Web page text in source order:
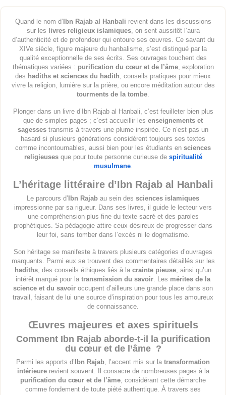
Quand le nom d’ Ibn Rajab al Hanbali revient dans les discussions
sur les
livres religieux islamiques, on sent aussitôt l’aura
d’authenticité et de profondeur qui entoure ses œuvres. Ce savant du
XIVe siècle, figure majeure du hanbalisme, s’est distingué par la
qualité exceptionnelle de ses écrits. Ses ouvrages touchent des
thématiques variées : purification du cœur et de l’âme, exploration
des hadiths et sciences du hadith, conseils pratiques pour mieux
vivre la religion, lumière sur la prière, ou encore méditation autour des
tourments de la tombe.
Plonger dans un livre d’Ibn Rajab al Hanbali, c’est feuilleter bien plus
que de simples pages ; c’est accueillir les enseignements et
sagesses transmis à travers une plume inspirée. Ce n’est pas un
hasard si plusieurs générations considèrent toujours ses textes
comme incontournables, aussi bien pour les étudiants en sciences
religieusesque pour toute personne curieuse de spiritualité
musulmane.
L’héritage littéraire d’Ibn Rajab al Hanbali
Le parcours d’ Ibn Rajab au sein des sciences islamiques
impressionne par sa rigueur. Dans ses livres, il guide le lecteur vers
une compréhension plus fine du texte sacré et des paroles
prophétiques. Sa pédagogie attire ceux désireux de progresser dans
leur foi, sans tomber dans l’excès ni le dogmatisme.
Son héritage se manifeste à travers plusieurs catégories d’ouvrages
marquants. Parmi eux se trouvent des commentaires détaillés sur les
hadiths, des conseils éthiques liés à la crainte pieuse, ainsi qu’un
intérêt marqué pour la transmission du savoir. Les mérites de la
science et du savoir occupent d’ailleurs une grande place dans son
travail, faisant de lui une source d’inspiration pour tous les amoureux
de connaissance.
Œuvres majeures et axes spirituels
Comment Ibn Rajab aborde-t-il la purification
du cœur et de l’âme ?
Parmi les apports d’ Ibn Rajab, l’accent mis sur la transformation
intérieurerevient souvent. Il consacre de nombreuses pages à la
purification du cœur et de l’âme, considérant cette démarche
comme fondement de toute piété authentique. À travers ses